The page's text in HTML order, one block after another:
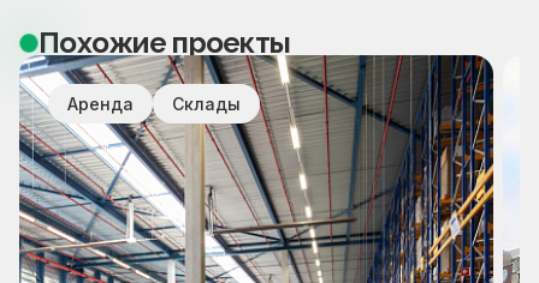
Похожие проекты
Аренда Склады